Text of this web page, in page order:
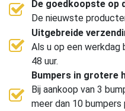
De goedkoopste op
De nieuwste
Uitgebreide
Als u op een
48 uur.
Bumpers in grotere
Bij aankoop van 3
meer dan 10